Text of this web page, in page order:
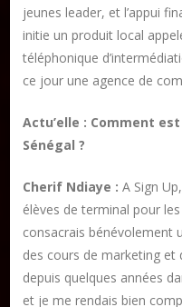
DON
Formation en Édition
jeunes leader, et l’appui
initie un produit local
téléphonique
ce jour une agence de
Actu’elle : Comment est
Sénégal ?
Cherif Ndiaye : A Sign
élèves de terminal pour
consacrais bénévolement
des cours de marketing et
depuis quelques années
et je me rendais bien